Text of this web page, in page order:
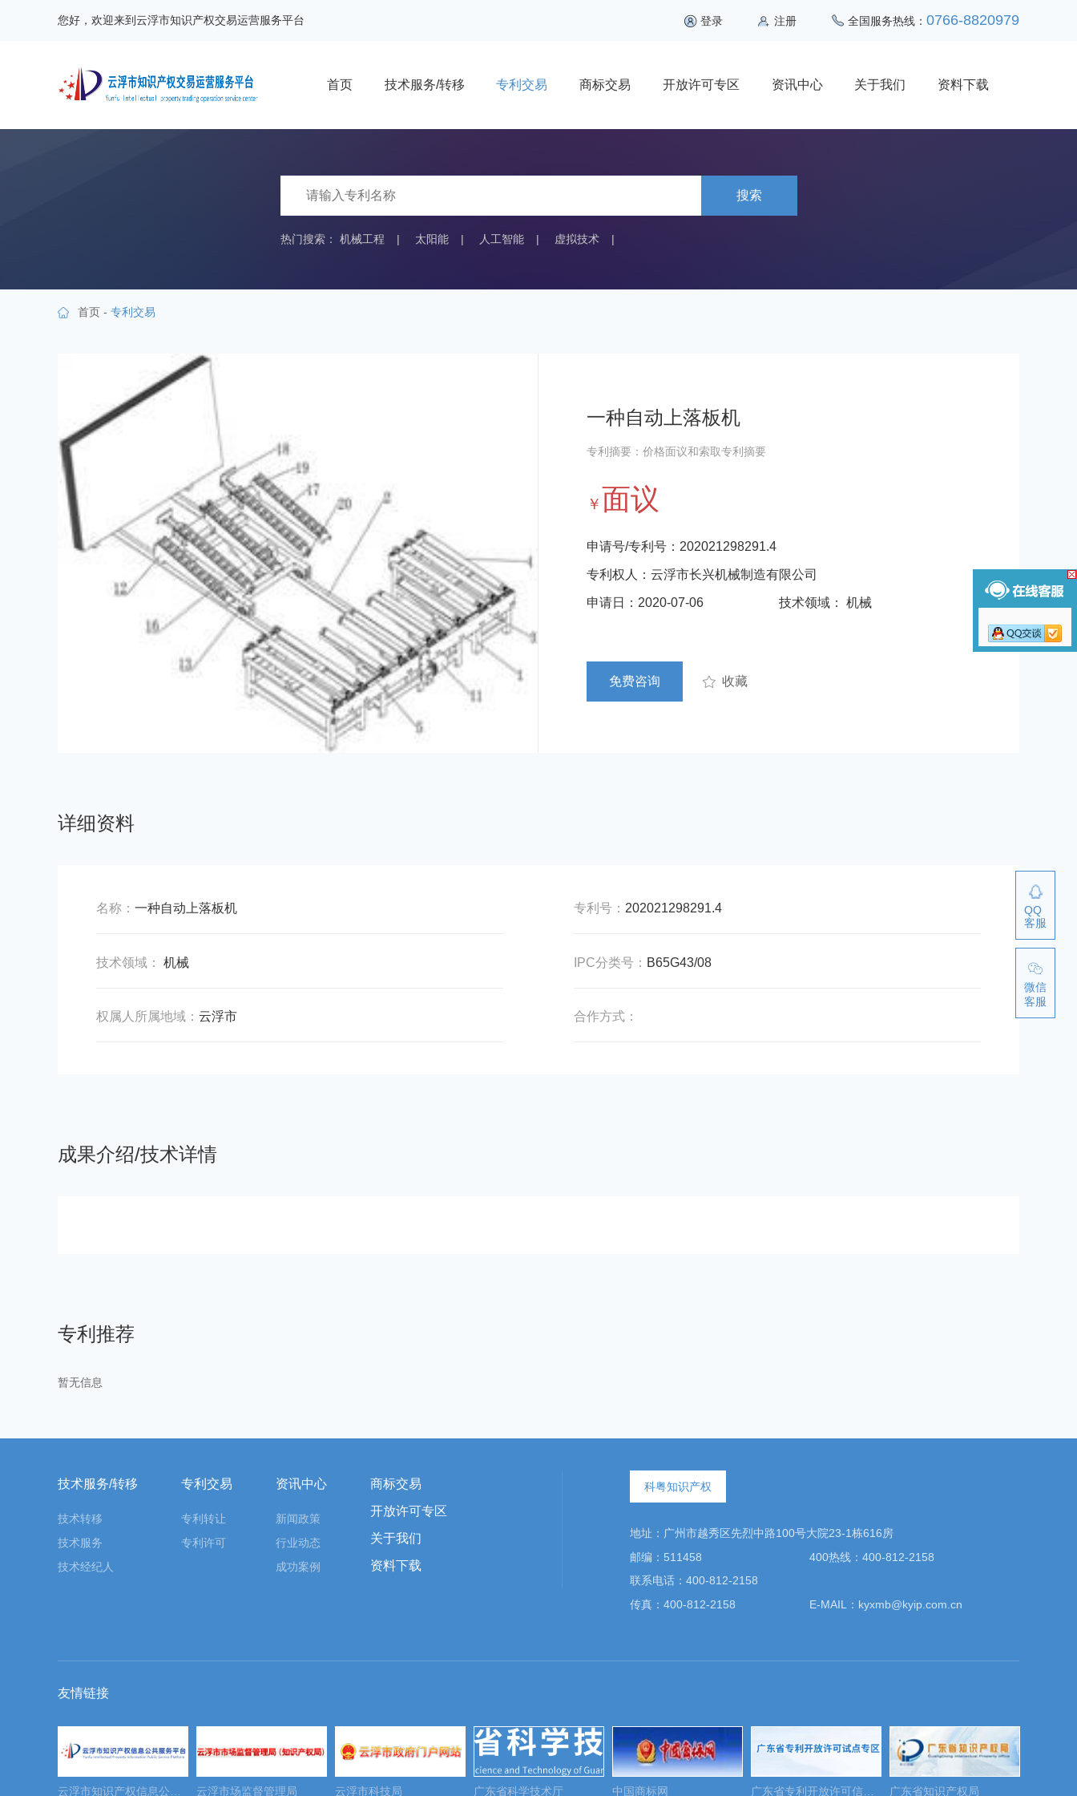
您好，欢迎来到云浮市知识产权交易运营服务平台 登录 注册 全国服务热线： 0766-8820979
首页 技术服务/转移 专利交易 商标交易 开放许可专区 资讯中心 关于我们 资料下载
搜索
热门搜索： 机械工程 | 太阳能 | 人工智能 | 虚拟技术 |
首页 - 专利交易
一种自动上落板机
专利摘要：价格面议和索取专利摘要
￥面议
申请号/专利号：202021298291.4
专利权人：云浮市长兴机械制造有限公司
申请日：2020-07-06 技术领域： 机械
免费咨询 收藏
详细资料
名称： 一种自动上落板机 专利号： 202021298291.4
技术领域： 机械 IPC分类号： B65G43/08
权属人所属地域： 云浮市 合作方式：
成果介绍/技术详情
专利推荐
暂无信息
技术服务/转移
技术转移
技术服务
技术经纪人
专利交易
专利转让
专利许可
资讯中心
新闻政策
行业动态
成功案例
商标交易
开放许可专区
关于我们
资料下载
科粤知识产权
地址：广州市越秀区先烈中路100号大院23-1栋616房
邮编：511458
400热线：400-812-2158
联系电话：400-812-2158
传真：400-812-2158
E-MAIL：kyxmb@kyip.com.cn
友情链接
云浮市知识产权信息公共服务平台 云浮市场监督管理局 云浮市科技局 广东省科学技术厅 中国商标网 广东省专利开放许可信息发布专区 广东省知识产权局 国家版权局
QQ
客服
微信
客服